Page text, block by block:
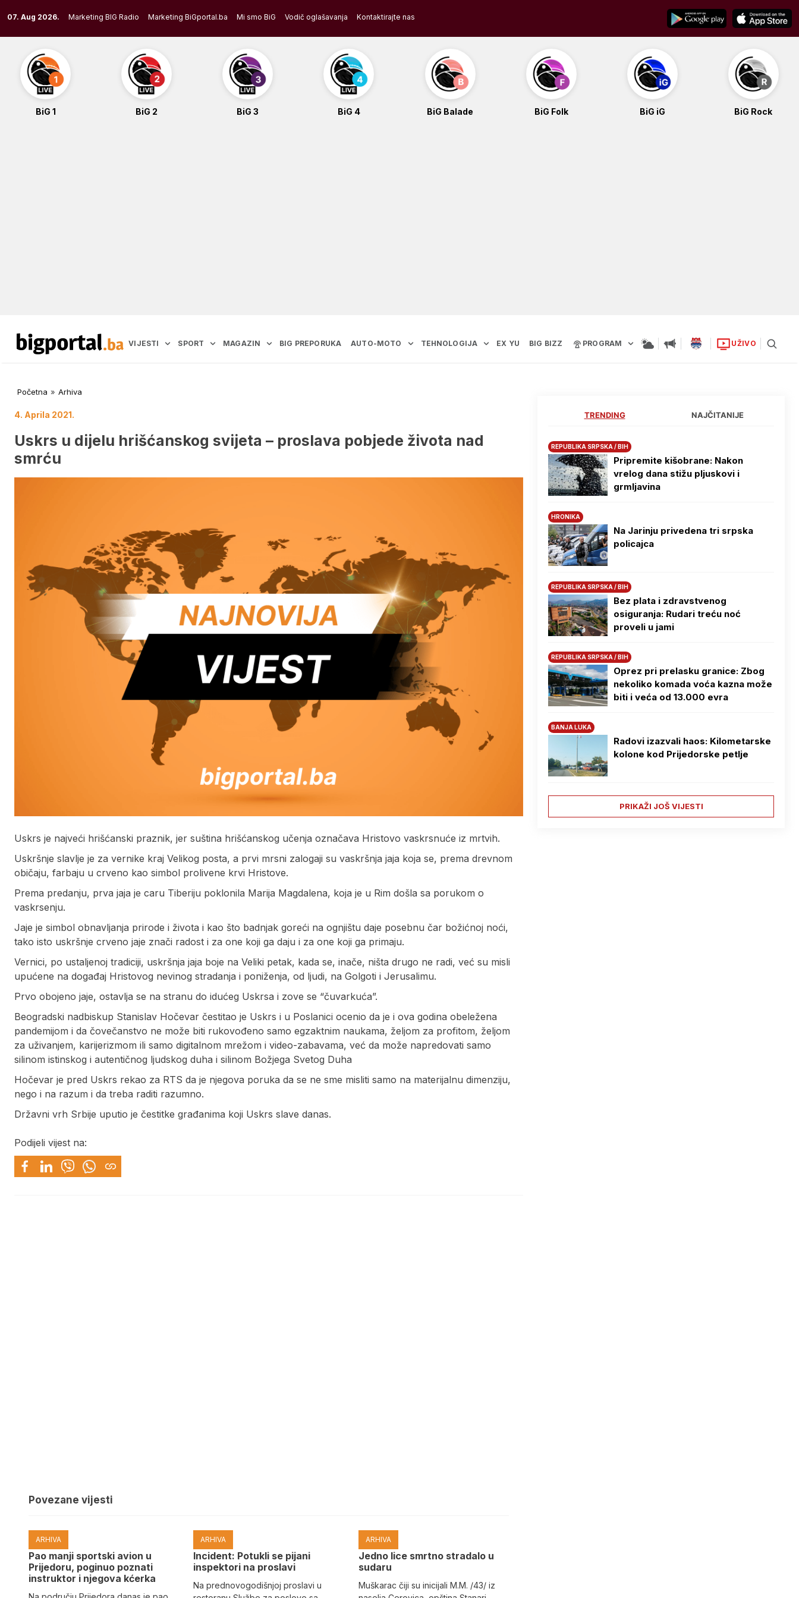
to
content
07. Aug 2026. Marketing BIG Radio Marketing BiGportal.ba Mi smo BiG Vodič oglašavanja Kontaktirajte nas
BiG 1 BiG 2 BiG 3 BiG 4 BiG Balade BiG Folk BiG iG BiG Rock
VIJESTI SPORT MAGAZIN BIG PREPORUKA AUTO-MOTO TEHNOLOGIJA EX YU BIG BIZZ PROGRAM UŽIVO
Početna » Arhiva
4. Aprila 2021.
Uskrs u dijelu hrišćanskog svijeta – proslava pobjede života nad
smrću
Uskrs je najveći hrišćanski praznik, jer suština hrišćanskog učenja označava Hristovo vaskrsnuće iz mrtvih.
Uskršnje slavlje je za vernike kraj Velikog posta, a prvi mrsni zalogaji su vaskršnja jaja koja se, prema drevnom
običaju, farbaju u crveno kao simbol prolivene krvi Hristove.
Prema predanju, prva jaja je caru Tiberiju poklonila Marija Magdalena, koja je u Rim došla sa porukom o
vaskrsenju.
Jaje je simbol obnavljanja prirode i života i kao što badnjak goreći na ognjištu daje posebnu čar božićnoj noći,
tako isto uskršnje crveno jaje znači radost i za one koji ga daju i za one koji ga primaju.
Vernici, po ustaljenoj tradiciji, uskršnja jaja boje na Veliki petak, kada se, inače, ništa drugo ne radi, već su misli
upućene na događaj Hristovog nevinog stradanja i poniženja, od ljudi, na Golgoti i Jerusalimu.
Prvo obojeno jaje, ostavlja se na stranu do idućeg Uskrsa i zove se “čuvarkuća”.
Beogradski nadbiskup Stanislav Hočevar čestitao je Uskrs i u Poslanici ocenio da je i ova godina obeležena
pandemijom i da čovečanstvo ne može biti rukovođeno samo egzaktnim naukama, željom za profitom, željom
za uživanjem, karijerizmom ili samo digitalnom mrežom i video-zabavama, već da može napredovati samo
silinom istinskog i autentičnog ljudskog duha i silinom Božjega Svetog Duha
Hočevar je pred Uskrs rekao za RTS da je njegova poruka da se ne sme misliti samo na materijalnu dimenziju,
nego i na razum i da treba raditi razumno.
Državni vrh Srbije uputio je čestitke građanima koji Uskrs slave danas.
Podijeli vijest na:
Povezane vijesti
ARHIVA
Pao manji sportski avion u
Prijedoru, poginuo poznati
instruktor i njegova kćerka
ARHIVA
Incident: Potukli se pijani
inspektori na proslavi
Na prednovogodišnjoj proslavi u
ARHIVA
Јedno lice smrtno stradalo u
sudaru
Muškarac čiji su inicijali M.M. /43/ iz
TRENDING NAJČITANIJE
REPUBLIKA SRPSKA / BIH
Pripremite kišobrane: Nakon
vrelog dana stižu pljuskovi i
grmljavina
HRONIKA
Na Јarinju privedena tri srpska
policajca
REPUBLIKA SRPSKA / BIH
Bez plata i zdravstvenog
osiguranja: Rudari treću noć
proveli u jami
REPUBLIKA SRPSKA / BIH
Oprez pri prelasku granice: Zbog
nekoliko komada voća kazna može
biti i veća od 13.000 evra
BANJA LUKA
Radovi izazvali haos: Kilometarske
kolone kod Prijedorske petlje
PRIKAŽI JOŠ VIJESTI